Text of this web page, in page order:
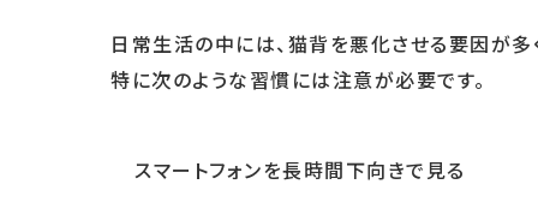
日常生活の中には、猫背を悪化させる要因が多
特に次のような習慣には注意が必要です。
スマートフォンを長時間下向きで見る